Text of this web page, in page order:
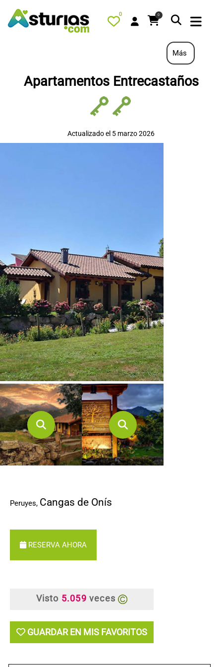
0 0
QUÉ HACER
RESTAURANTES
Más
Apartamentos Entrecastaños
Actualizado el 5 marzo 2026
Peruyes, Cangas de Onís
RESERVA AHORA
Visto 5.059 veces
GUARDAR EN MIS FAVORITOS